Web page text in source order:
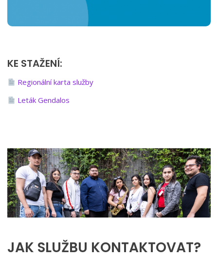
KE STAŽENÍ:
Regionální karta služby
Leták Gendalos
JAK SLUŽBU KONTAKTOVAT?